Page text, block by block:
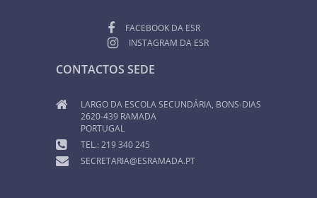
FACEBOOK DA ESR
INSTAGRAM DA ESR
CONTACTOS SEDE
LARGO DA ESCOLA SECUNDÁRIA, BONS-DIAS
2620-439 RAMADA
PORTUGAL
TEL.: 219 340 245
SECRETARIA@ESRAMADA.PT